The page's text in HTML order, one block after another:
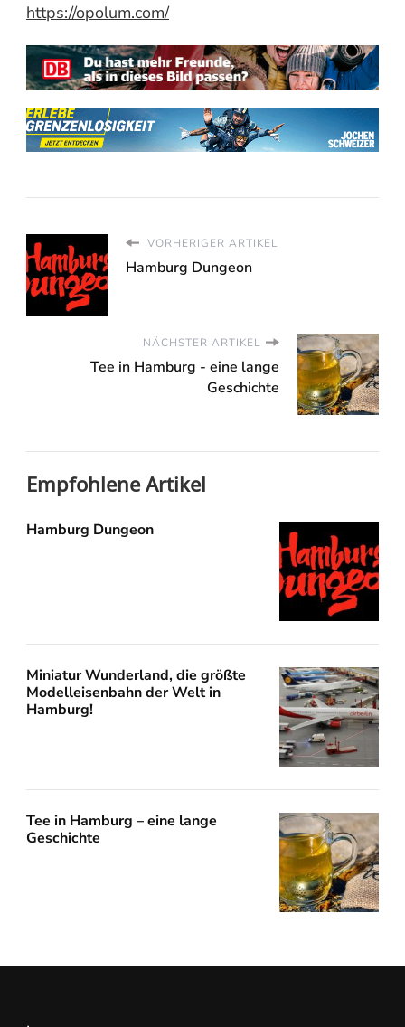
https://opolum.com/
VORHERIGER ARTIKEL
Hamburg Dungeon
NÄCHSTER ARTIKEL
Tee in Hamburg - eine lange
Geschichte
Empfohlene Artikel
Hamburg Dungeon
Miniatur Wunderland, die größte
Modelleisenbahn der Welt in
Hamburg!
Tee in Hamburg – eine lange
Geschichte